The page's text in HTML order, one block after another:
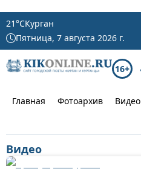
21°CКурган
Пятница, 7 августа 2026 г.
16+
Главная Фотоархив Видео
Видео